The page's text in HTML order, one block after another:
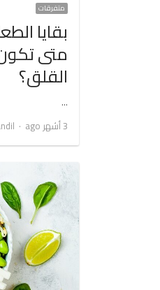
متفرقات
بقايا
متى
القلق؟
…
3 أشهر ago